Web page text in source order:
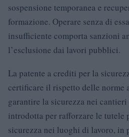
sospensione temporanea e
formazione. Operare senza di
insufficiente comporta sanzioni
l’esclusione dai lavori pubblici.
La patente a crediti per la
certificare il rispetto delle norme
garantire la sicurezza nei
introdotta per rafforzare le tutele
sicurezza nei luoghi di lavoro, in